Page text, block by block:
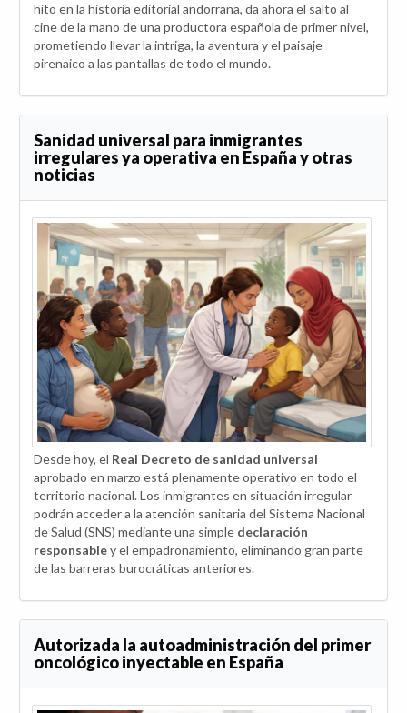
hito en la historia editorial andorrana, da ahora el salto al
cine de la mano de una productora española de primer nivel,
prometiendo llevar la intriga, la aventura y el paisaje
pirenaico a las pantallas de todo el mundo.
Sanidad universal para inmigrantes
irregulares ya operativa en España y otras
noticias
Desde hoy, el Real Decreto de sanidad universal
aprobado en marzo está plenamente operativo en todo el
territorio nacional. Los inmigrantes en situación irregular
podrán acceder a la atención sanitaria del Sistema Nacional
de Salud (SNS) mediante una simple declaración
responsabley el empadronamiento, eliminando gran parte
de las barreras burocráticas anteriores.
Autorizada la autoadministración del primer
oncológico inyectable en España